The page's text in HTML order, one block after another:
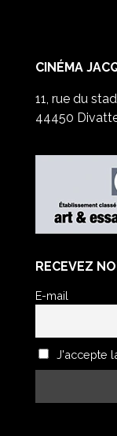
CINÉMA
11, rue du
44450
RECEVEZ
E-mail
J'accepte